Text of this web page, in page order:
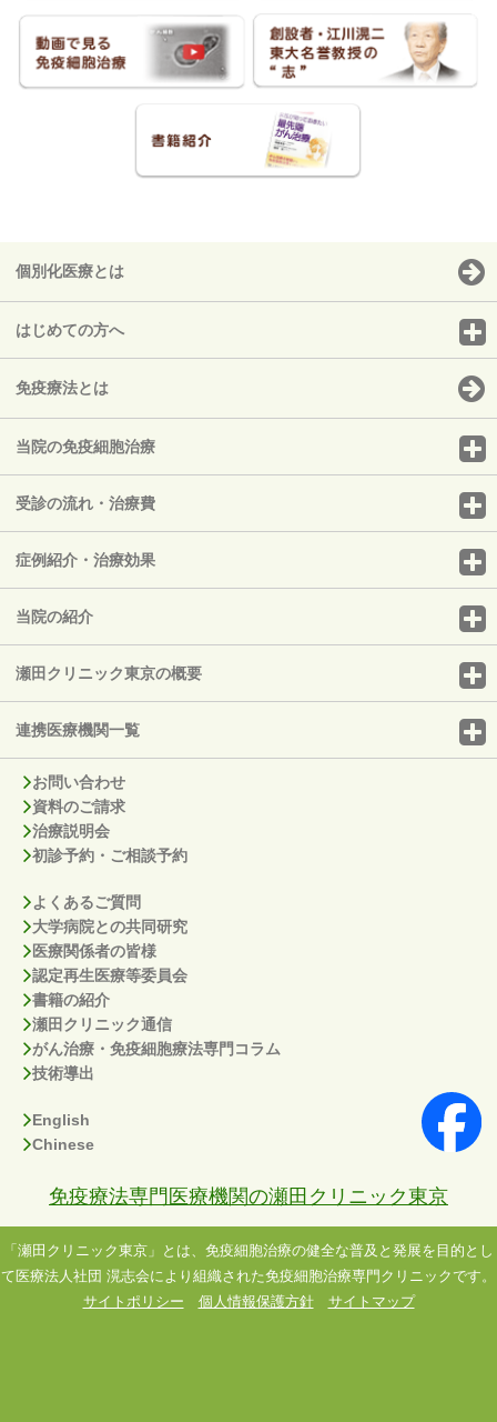
個別化医療とは
はじめての方へ
免疫療法とは
当院の免疫細胞治療
受診の流れ・治療費
症例紹介・治療効果
当院の紹介
瀬田クリニック東京の概要
連携医療機関一覧
お問い合わせ
資料のご請求
治療説明会
初診予約・ご相談予約
よくあるご質問
大学病院との共同研究
医療関係者の皆様
認定再生医療等委員会
書籍の紹介
瀬田クリニック通信
がん治療・免疫細胞療法専門コラム
技術導出
English
Chinese
免疫療法専門医療機関の瀬田クリニック東京
「瀬田クリニック東京」とは、免疫細胞治療の健全な普及と発展を目的とし
て医療法人社団 滉志会により組織された免疫細胞治療専門クリニックです。
サイトポリシー
個人情報保護方針 サイトマップ